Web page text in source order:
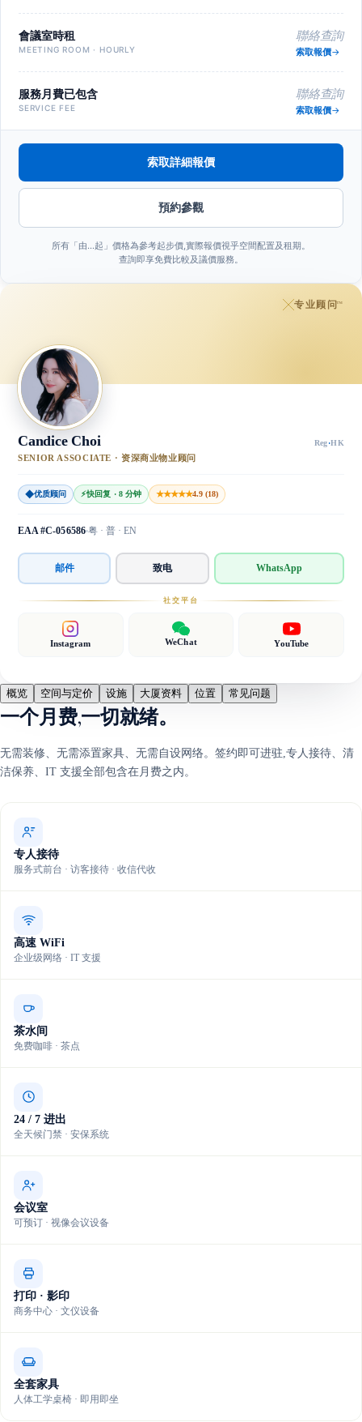
會議室時租
MEETING ROOM · HOURLY
聯絡查詢
索取報價
服務月費已包含
SERVICE FEE
聯絡查詢
索取報價
索取詳細報價
預約參觀
所有「由…起」價格為參考起步價,實際報價視乎空間配置及租期。
查詢即享免費比較及議價服務。
专业顾问™
Candice Choi Reg·HK
SENIOR ASSOCIATE · 资深商业物业顾问
◆优质顾问 ⚡快回复 · 8 分钟 ★★★★★4.9 (18)
EAA #C-056586 粤 · 普 · EN
邮件 致电 WhatsApp
社交平台
Instagram WeChat YouTube
概览 空间与定价 设施 大厦资料 位置 常见问题
一个月费,一切就绪。
无需装修、无需添置家具、无需自设网络。签约即可进驻,专人接待、清
洁保养、IT 支援全部包含在月费之内。
专人接待
服务式前台 · 访客接待 · 收信代收
高速 WiFi
企业级网络 · IT 支援
茶水间
免费咖啡 · 茶点
24 / 7 进出
全天候门禁 · 安保系统
会议室
可预订 · 视像会议设备
打印 · 影印
商务中心 · 文仪设备
全套家具
人体工学桌椅 · 即用即坐